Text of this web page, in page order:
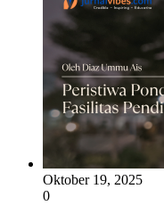
Oktober 19, 2025
0